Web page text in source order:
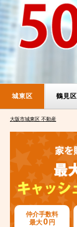
城東区 鶴見区
大阪市城東区 不動産
仲介手数料
最大0 円